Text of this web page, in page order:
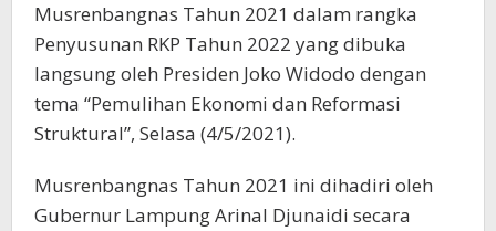
Musrenbangnas Tahun 2021 dalam rangka
Penyusunan RKP Tahun 2022 yang dibuka
langsung oleh Presiden Joko Widodo dengan
tema “Pemulihan Ekonomi dan Reformasi
Struktural”, Selasa (4/5/2021).
Musrenbangnas Tahun 2021 ini dihadiri oleh
Gubernur Lampung Arinal Djunaidi secara